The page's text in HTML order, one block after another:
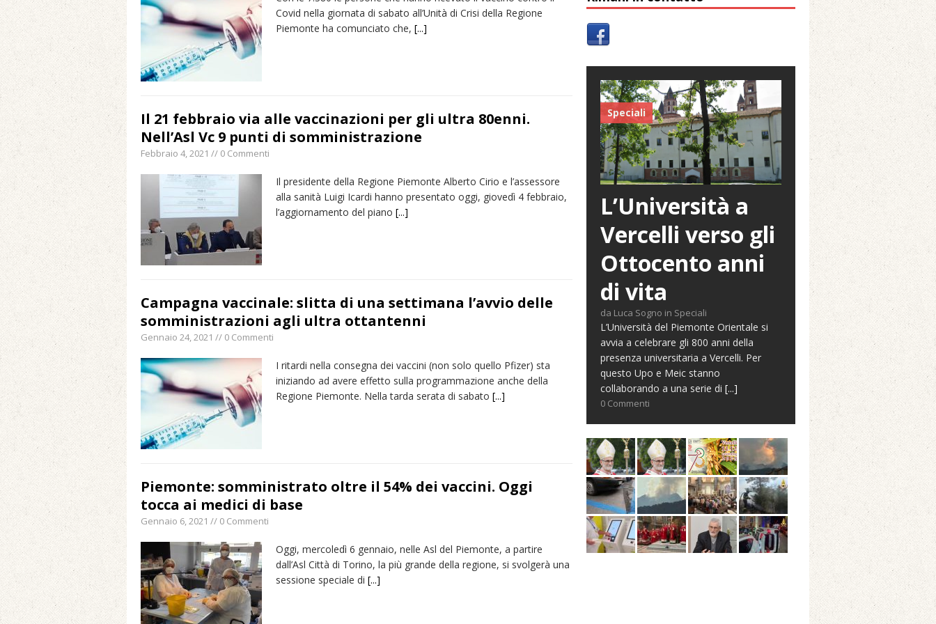
Covid nella giornata di sabato all’Unità di Crisi della Regione
Piemonte ha comunciato che, [...]
Il 21 febbraio via alle vaccinazioni per gli ultra 80enni.
Nell’Asl Vc 9 punti di somministrazione
Febbraio 4, 2021 // 0 Commenti
Il presidente della Regione Piemonte Alberto Cirio e l’assessore
alla sanità Luigi Icardi hanno presentato oggi, giovedì 4 febbraio,
l’aggiornamento del piano [...]
Campagna vaccinale: slitta di una settimana l’avvio delle
somministrazioni agli ultra ottantenni
Gennaio 24, 2021 // 0 Commenti
I ritardi nella consegna dei vaccini (non solo quello Pfizer) sta
iniziando ad avere effetto sulla programmazione anche della
Regione Piemonte. Nella tarda serata di sabato [...]
Piemonte: somministrato oltre il 54% dei vaccini. Oggi
tocca ai medici di base
Gennaio 6, 2021 // 0 Commenti
Oggi, mercoledì 6 gennaio, nelle Asl del Piemonte, a partire
dall’Asl Città di Torino, la più grande della regione, si svolgerà una
sessione speciale di [...]
Speciali
L’Università a
Vercelli verso gli
Ottocento anni
di vita
da Luca Sogno in Speciali
L’Università del Piemonte Orientale si
avvia a celebrare gli 800 anni della
presenza universitaria a Vercelli. Per
questo Upo e Meic stanno
collaborando a una serie di [...]
0 Commenti